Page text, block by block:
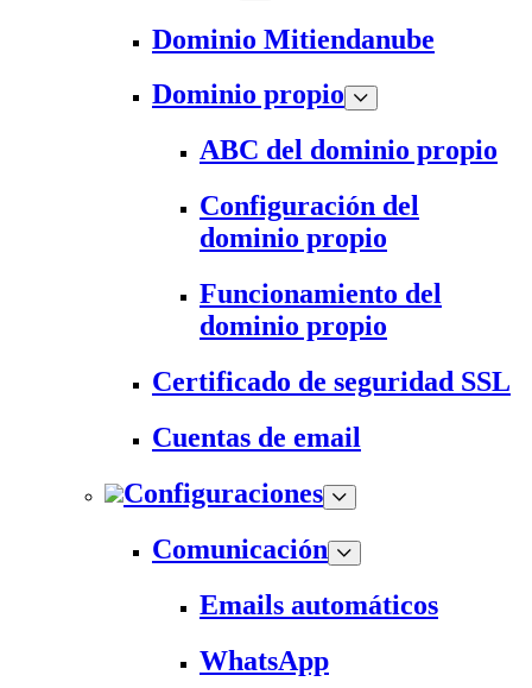
Dominio Mitiendanube
Dominio propio
ABC del dominio propio
Configuración del
dominio propio
Funcionamiento del
dominio propio
Certificado de seguridad SSL
Cuentas de email
Configuraciones
Comunicación
Emails automáticos
WhatsApp